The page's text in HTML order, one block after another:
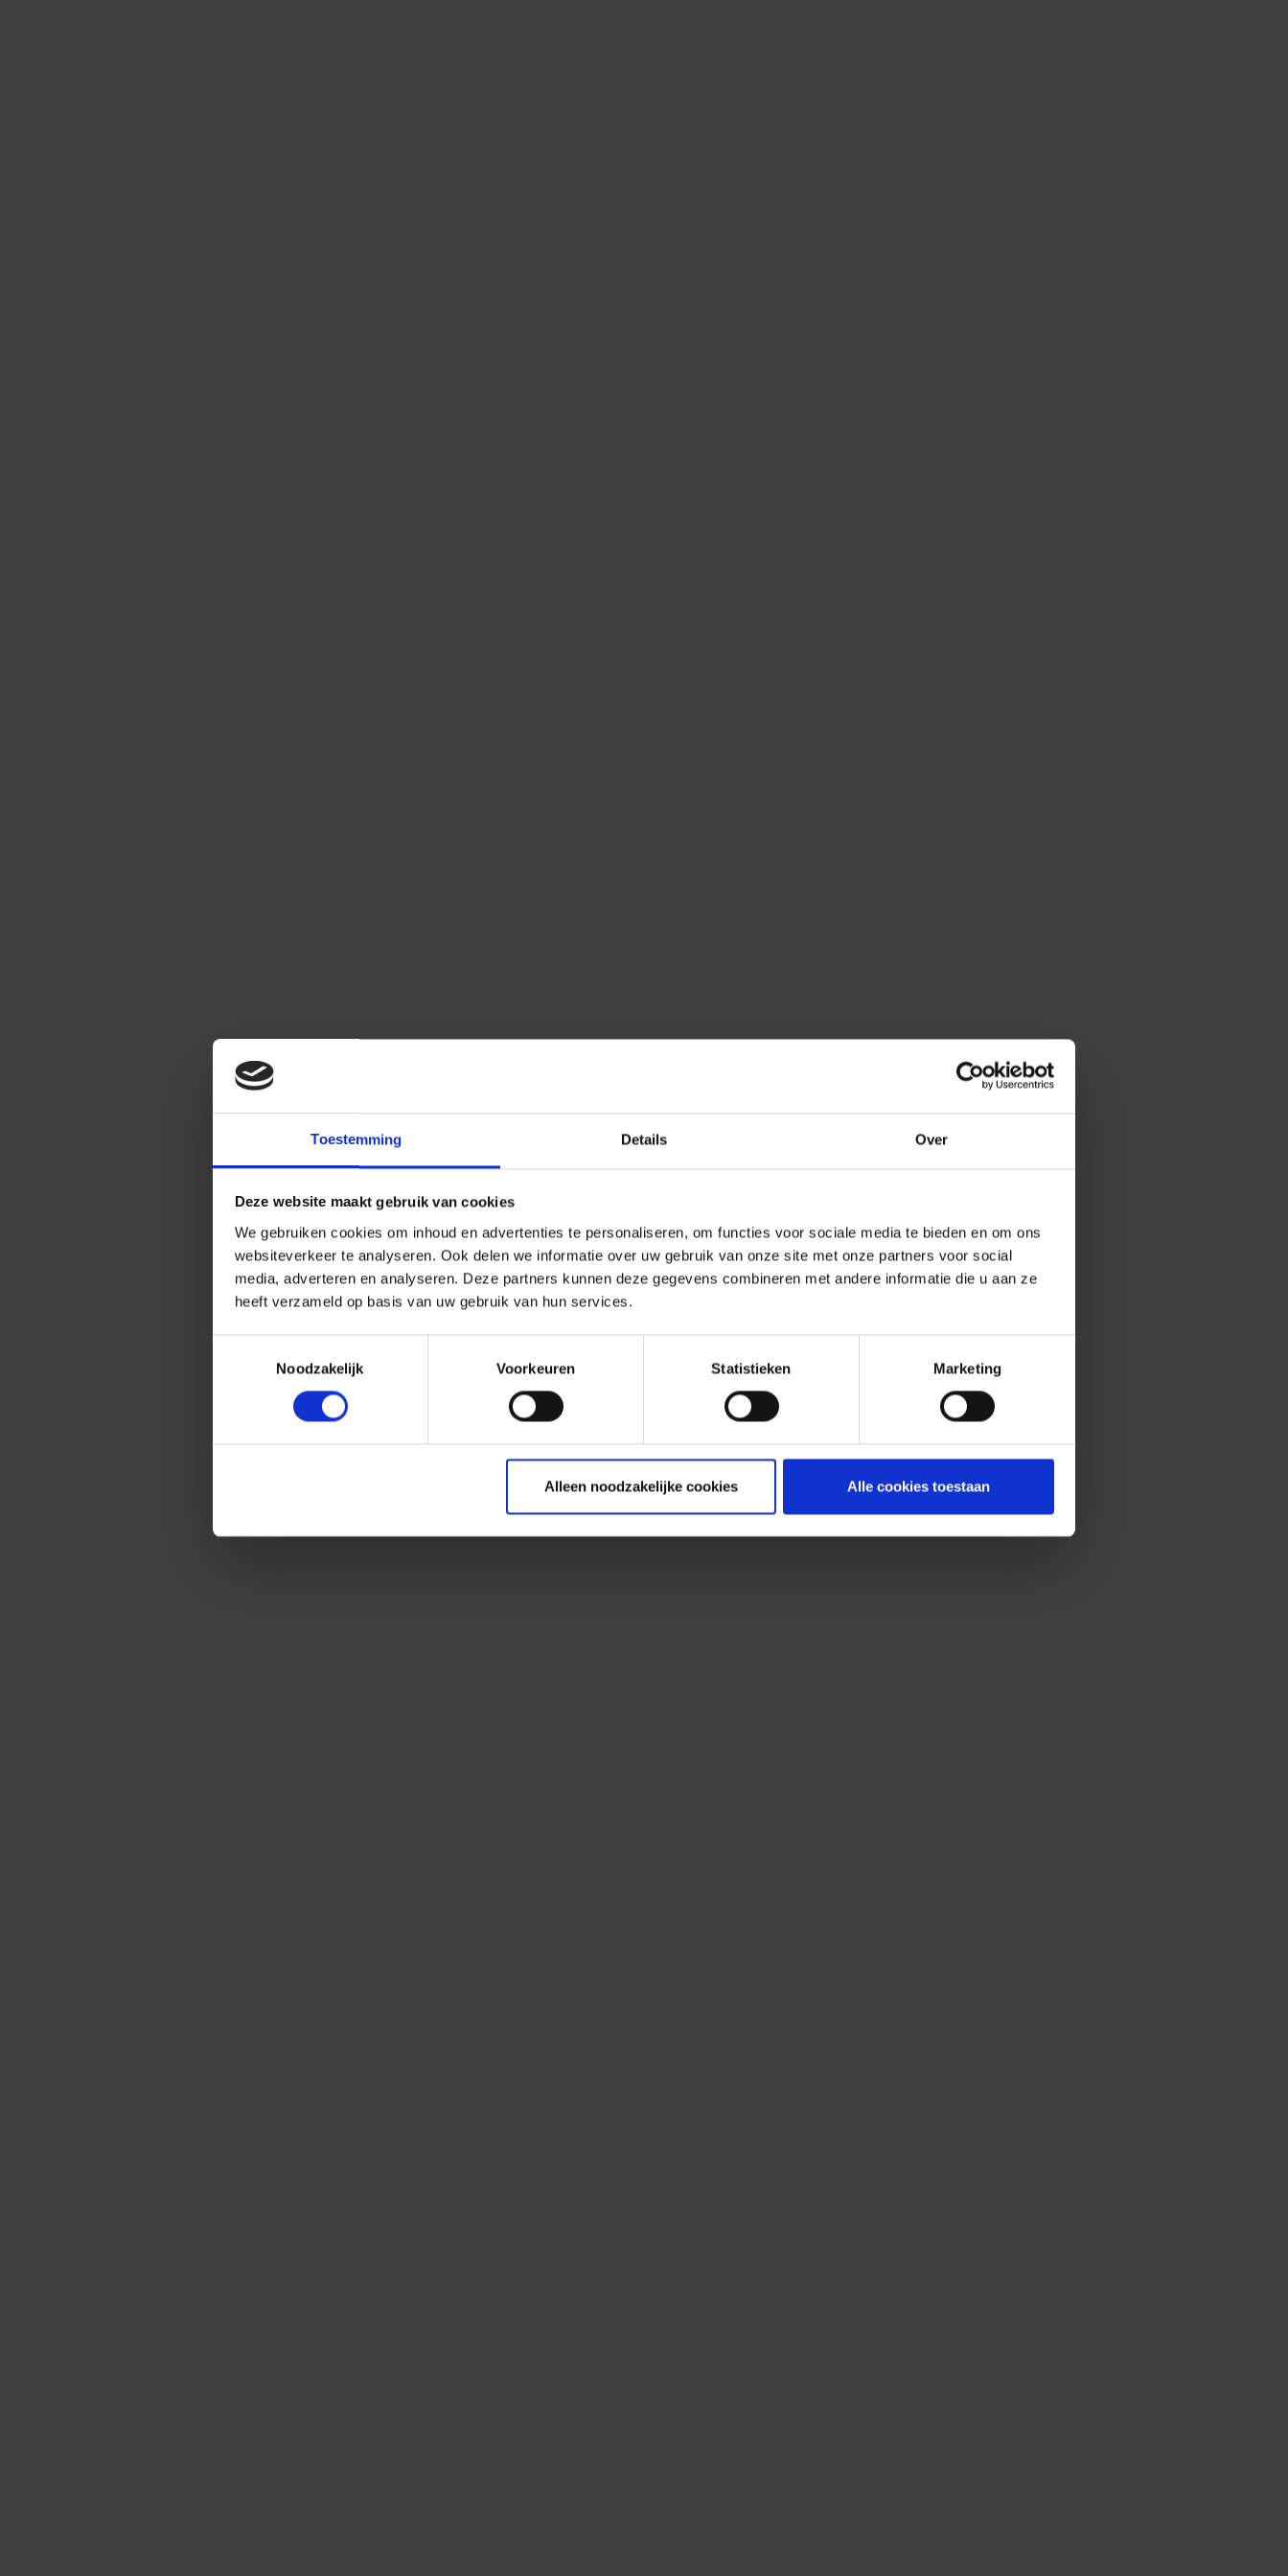
Toestemming Details Over
Deze website maakt gebruik van cookies
We gebruiken cookies om inhoud en advertenties te personaliseren, om functies voor sociale media te bieden en om ons
websiteverkeer te analyseren. Ook delen we informatie over uw gebruik van onze site met onze partners voor social
media, adverteren en analyseren. Deze partners kunnen deze gegevens combineren met andere informatie die u aan ze
heeft verzameld op basis van uw gebruik van hun services.
Noodzakelijk
Voorkeuren Statistieken Marketing
Alleen noodzakelijke cookies Alle cookies toestaan